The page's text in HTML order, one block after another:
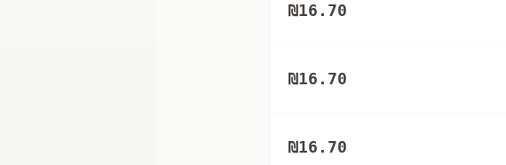
₪16.70
₪16.70
₪16.70